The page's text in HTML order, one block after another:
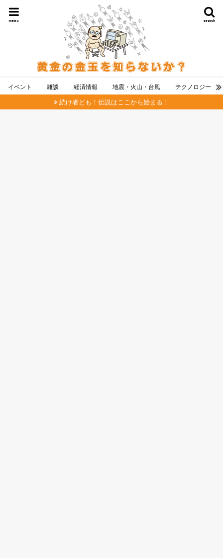
search
menu
イベント 雑談 経済情報 地震・火山・台風 テクノロジー
続け者ども！伝説はここから始まる！